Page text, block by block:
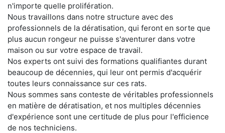
n'importe quelle prolifération.
Nous travaillons dans notre structure avec des
professionnels de la dératisation, qui feront en sorte que
plus aucun rongeur ne puisse s'aventurer dans votre
maison ou sur votre espace de travail.
Nos experts ont suivi des formations qualifiantes durant
beaucoup de décennies, qui leur ont permis d'acquérir
toutes leurs connaissance sur ces rats.
Nous sommes sans conteste de véritables professionnels
en matière de dératisation, et nos multiples décennies
d'expérience sont une certitude de plus pour l'efficience
de nos techniciens.